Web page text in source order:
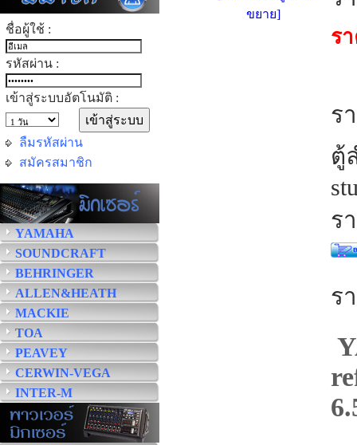
ชื่อผู้ใช้ :
รหัสผ่าน :
เข้าสู่ระบบอัตโนมัติ :
ลืมรหัสผ่าน
สมัครสมาชิก
YAMAHA
SOUNDCRAFT
BEHRINGER
ALLEN&HEATH
MACKIE
TOA
PEAVEY
CERWIN-VEGA
INTER-M
ขยาย]
ร
ร
ตู้
ร
ร